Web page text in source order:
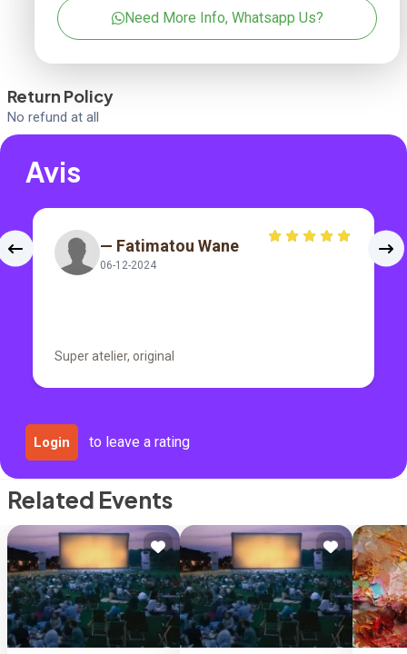
Need More Info, Whatsapp Us?
Return Policy
No refund at all
Avis
— Fatimatou Wane
06-12-2024
Super atelier, original
Login to leave a rating
Related Events